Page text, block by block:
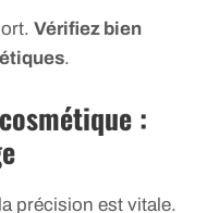
Vérifiez bien
.
:
précision est vitale.